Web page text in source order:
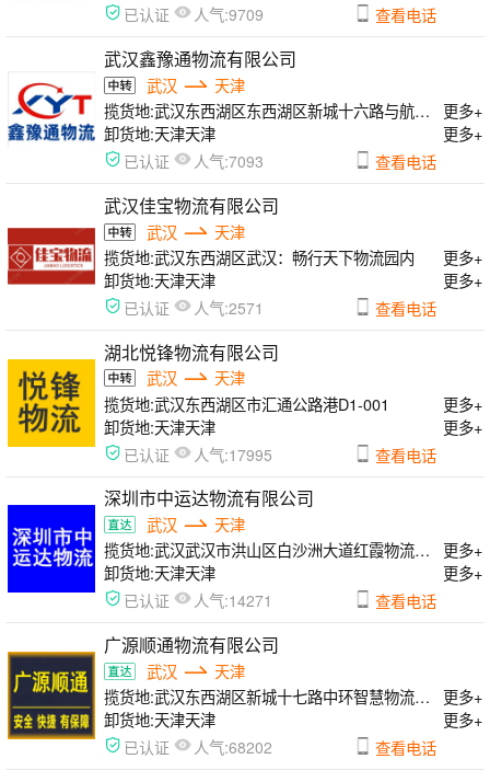
已认证 人气:9709 查看电话
武汉鑫豫通物流有限公司
武汉
天津
揽货地:武汉东西湖区东西湖区新城十六路与航嘉中路互联港物流园A栋
更多+
卸货地:天津天津 更多+
已认证 人气:7093 查看电话
武汉佳宝物流有限公司
武汉
天津
揽货地:武汉东西湖区武汉：畅行天下物流园内
更多+
卸货地:天津天津 更多+
已认证 人气:2571 查看电话
湖北悦锋物流有限公司
武汉
天津
揽货地:武汉东西湖区市汇通公路港D1-001
更多+
卸货地:天津天津 更多+
已认证 人气:17995 查看电话
深圳市中运达物流有限公司
武汉
天津
揽货地:武汉武汉市洪山区白沙洲大道红霞物流园A区
更多+
卸货地:天津天津 更多+
已认证 人气:14271 查看电话
广源顺通物流有限公司
武汉
天津
揽货地:武汉东西湖区新城十七路中环智慧物流园88号
更多+
卸货地:天津天津 更多+
已认证 人气:68202 查看电话